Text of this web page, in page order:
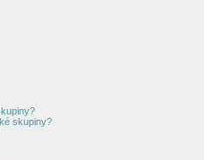
skupiny?